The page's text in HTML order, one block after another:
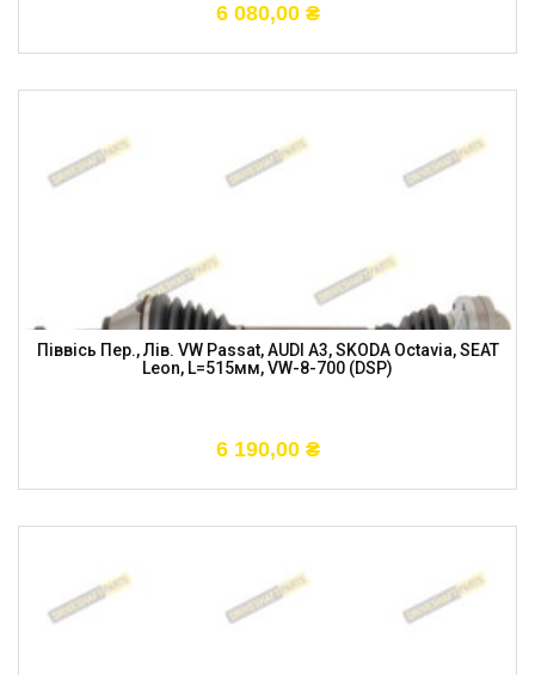
6 080,00 ₴
Піввісь Пер., Лів. VW Passat, AUDI A3, SKODA Octavia, SEAT
Leon, L=515мм, VW-8-700 (DSP)
6 190,00 ₴